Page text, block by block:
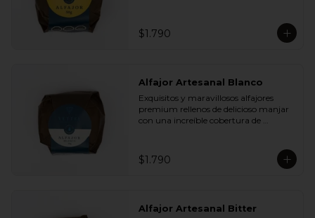
$1.790
Alfajor Artesanal Blanco
Exquisitos y maravillosos alfajores
premium rellenos de delicioso manjar
con una increíble cobertura de
queremos.
$1.790
Alfajor Artesanal Bitter